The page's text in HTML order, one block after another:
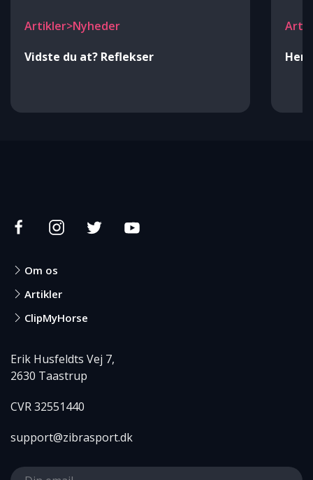
Artikler>Nyheder
Vidste du at? Reflekser
Her
Om os
Artikler
ClipMyHorse
Erik Husfeldts Vej 7,
2630 Taastrup
CVR 32551440
support@zibrasport.dk